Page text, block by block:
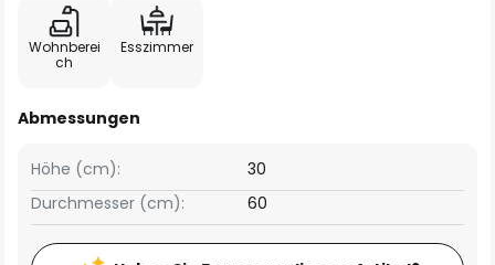
Wohnberei
ch
Esszimmer
Abmessungen
Höhe (cm):
30
Durchmesser (cm):
60